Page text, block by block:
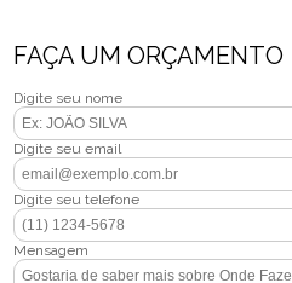
FAÇA UM ORÇAMENTO
Digite seu nome
Digite seu email
Digite seu telefone
Mensagem